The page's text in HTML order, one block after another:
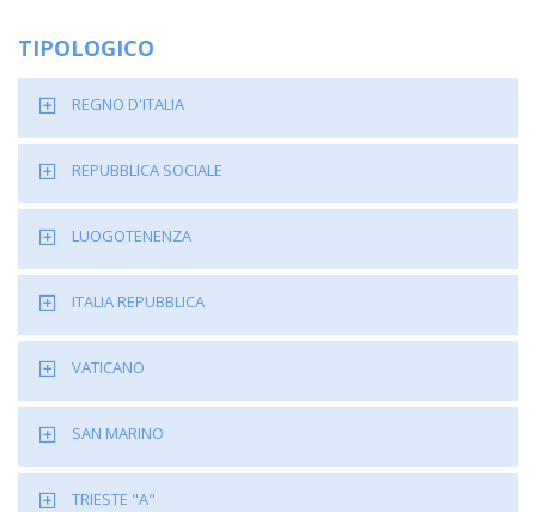
TIPOLOGICO
REGNO D'ITALIA
REPUBBLICA SOCIALE
LUOGOTENENZA
ITALIA REPUBBLICA
VATICANO
SAN MARINO
TRIESTE "A"